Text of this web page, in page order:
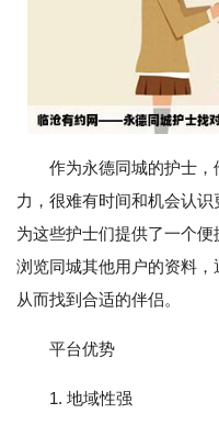
作为永德同城的护士
力，很难有时间和机会认识
为这些护士们提供了一个
浏览同城其他用户的资料，
从而找到合适的伴侣。
平台优势
1. 地域性强